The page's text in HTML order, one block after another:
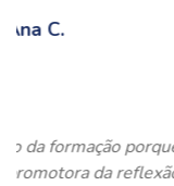
muito
o nosso